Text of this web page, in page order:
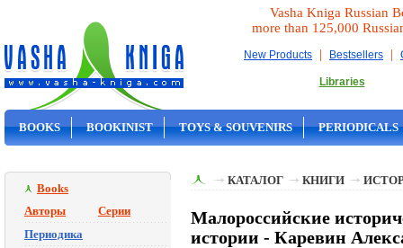
Vasha Kniga Russian
more than 125,000
New Products | Bestsellers |
Libraries
BOOKS BOOKINIST TOYS & SOUVENIRS PERIODICALS
Books
Авторы
Серии
Периодика
КАТАЛОГ КНИГИ
Малороссийские
истории - Каревин